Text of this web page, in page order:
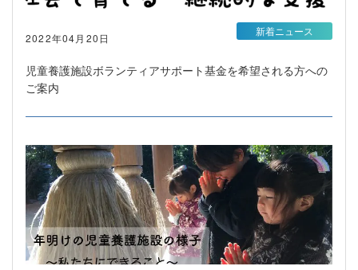
2022年04月20日
児童養護施設ボランティアサポート基金を希望される方への
ご案内
新着ニュース